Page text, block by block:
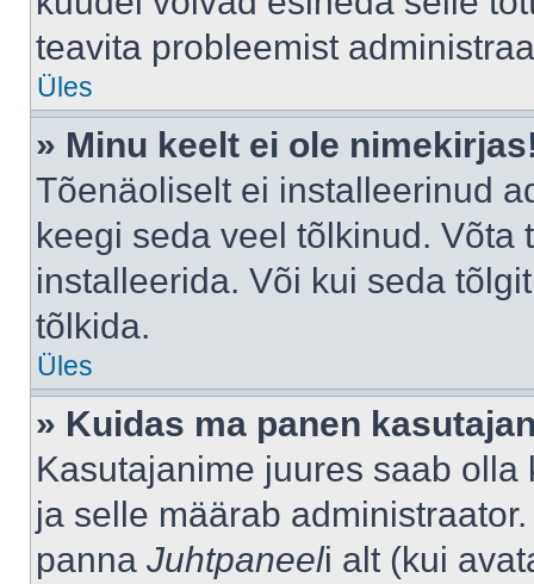
teavita probleemist
Üles
» Minu keelt ei ole
Tõenäoliselt ei installeerinud
keegi seda veel tõlkinud.
installeerida. Või kui seda
tõlkida.
Üles
» Kuidas ma panen
Kasutajanime juures saab
ja selle määrab
panna Juhtpaneeli alt (kui